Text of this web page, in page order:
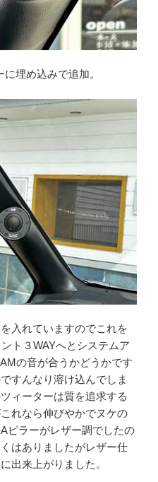
埋め込みで追加。
入れていますのでこれを
ト３WAYへとシステムア
の音が合うかどうかです
すんなり溶け込んでしま
ィーターは質を追求する
れなら伸びやかでヌケの
ピラーがレザー調でしたの
はありましたがレザー仕
出来上がりました。